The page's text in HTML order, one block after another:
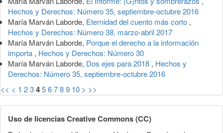
Hechos y Derechos: Número 35, septiembre-octubre 2016
María Marván Laborde, Eternidad del cuento más corto ,
Hechos y Derechos: Número 38, marzo-abril 2017
María Marván Laborde, Porque el derecho a la información
importa , Hechos y Derechos: Número 30
María Marván Laborde, Dos ejes para 2018 , Hechos y
Derechos: Número 35, septiembre-octubre 2016
<< < 1 23456789 10 > >>
Uso de licencias Creative Commons (CC)